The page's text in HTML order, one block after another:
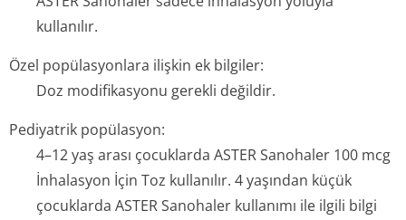
kullanılır.
Özel popülasyonlara ilişkin ek bilgiler:
Doz modifikasyonu gerekli değildir.
Pediyatrik popülasyon:
4–12 yaş arası çocuklarda ASTER Sanohaler 100 mcg
İnhalasyon İçin Toz kullanılır. 4 yaşından küçük
çocuklarda ASTER Sanohaler kullanımı ile ilgili bilgi